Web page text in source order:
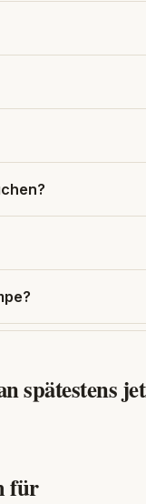
spätestens
für